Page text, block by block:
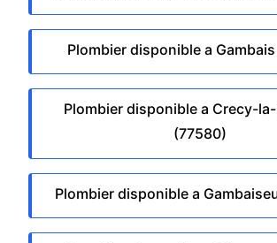
Plombier disponible a
Plombier disponible a Crecy-
(77580)
Plombier disponible a